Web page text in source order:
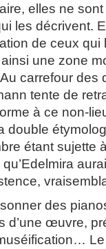
elles ne
les décrivent.
de ceux qui
une zone
Au carrefour
tente de
à ce non-
double
étant sujette
qu’Edelmira
des
d’une œuvre,